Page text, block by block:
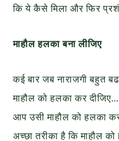
कि ये कैसे मिला और फिर
माहौल हलका बना लीजिए
कई बार जब नाराजगी बहुत
माहौल को हलका कर
आप उसी माहौल को हलका
अच्छा तरीका है कि माहौल